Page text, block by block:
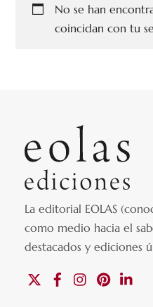
No se han
coincidan con tu
La editorial EOLAS
como medio hacia el
destacados y ediciones
FacebookInstagramPinterest